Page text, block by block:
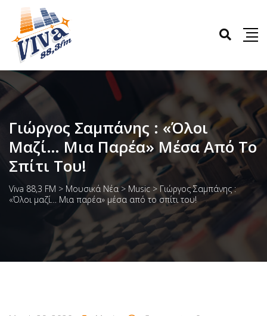
Γιώργος Σαμπάνης : «Όλοι
Μαζί… Μια Παρέα» Μέσα Από Το
Σπίτι Του!
Viva 88,3 FM > Μουσικά Νέα > Music > Γιώργος Σαμπάνης :
«Όλοι μαζί… Μια παρέα» μέσα από το σπίτι του!